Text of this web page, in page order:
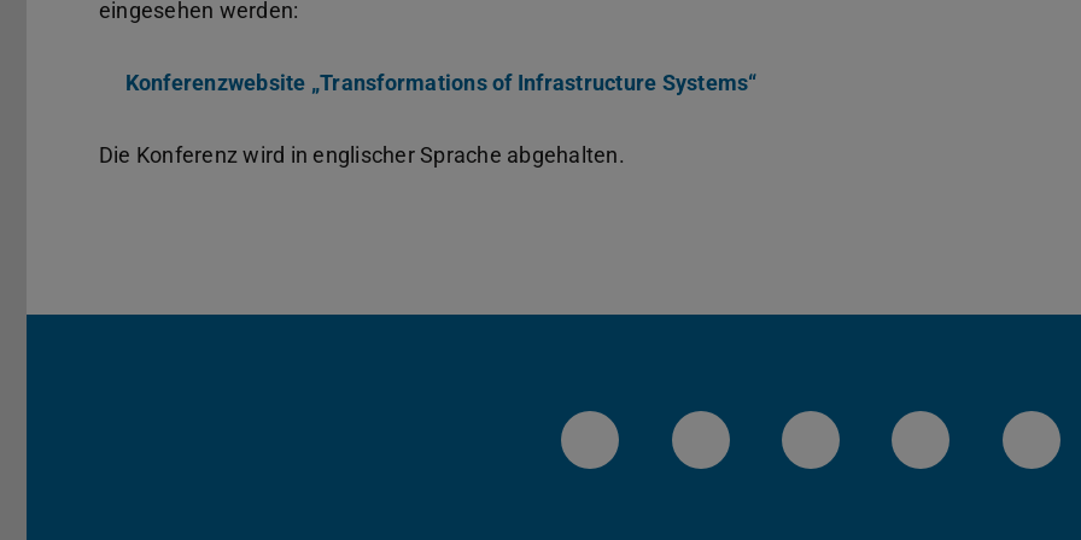
eingesehen werden:
Konferenzwebsite „Transformations of Infrastructure Systems“
Die Konferenz wird in englischer Sprache abgehalten.
LinkedIn-Seite der TU Darmstadt
Instagram-Kanal der TU
Bluesky-Kanal der